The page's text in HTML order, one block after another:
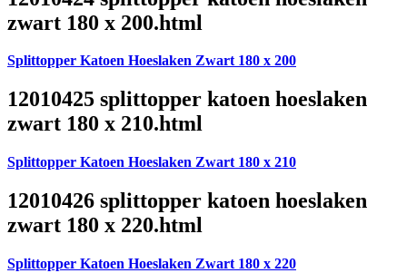
zwart 180 x 200.html
Splittopper Katoen Hoeslaken Zwart 180 x 200
12010425 splittopper katoen hoeslaken
zwart 180 x 210.html
Splittopper Katoen Hoeslaken Zwart 180 x 210
12010426 splittopper katoen hoeslaken
zwart 180 x 220.html
Splittopper Katoen Hoeslaken Zwart 180 x 220